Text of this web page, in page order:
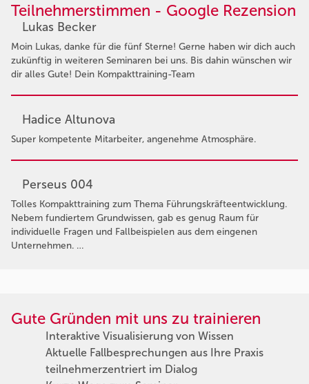
Teilnehmerstimmen - Google Rezension
Lukas Becker
Moin Lukas, danke für die fünf Sterne! Gerne haben wir dich auch
zukünftig in weiteren Seminaren bei uns. Bis dahin wünschen wir
dir alles Gute! Dein Kompakttraining-Team
Hadice Altunova
Super kompetente Mitarbeiter, angenehme Atmosphäre.
Perseus 004
Tolles Kompakttraining zum Thema Führungskräfteentwicklung.
Nebem fundiertem Grundwissen, gab es genug Raum für
individuelle Fragen und Fallbeispielen aus dem eingenen
Unternehmen. …
Gute Gründen mit uns zu trainieren
Interaktive Visualisierung von Wissen
Aktuelle Fallbesprechungen aus Ihre Praxis
teilnehmerzentriert im Dialog